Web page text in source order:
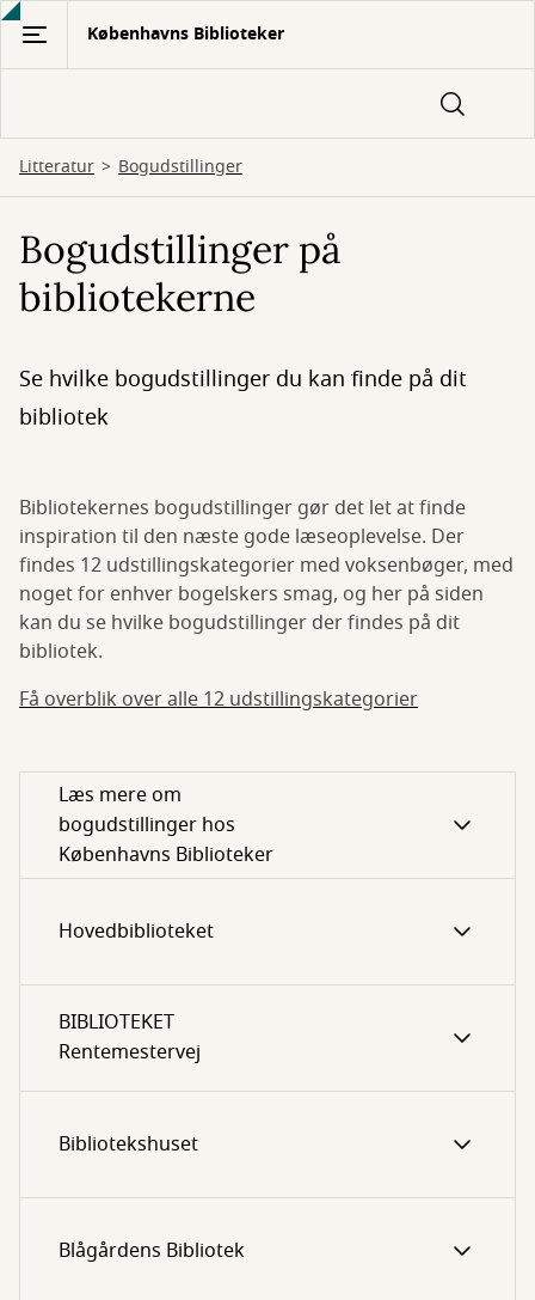
Gå
hovedindhold
Københavns Biblioteker
Litteratur Bogudstillinger
Bogudstillinger på
bibliotekerne
Se hvilke bogudstillinger du kan finde på dit
bibliotek
Bibliotekernes bogudstillinger gør det let at finde
inspiration til den næste gode læseoplevelse. Der
findes 12 udstillingskategorier med voksenbøger, med
noget for enhver bogelskers smag, og her på siden
kan du se hvilke bogudstillinger der findes på dit
bibliotek.
Få overblik over alle 12 udstillingskategorier
Læs mere om
bogudstillinger hos
Københavns Biblioteker
Hovedbiblioteket
BIBLIOTEKET
Rentemestervej
Bibliotekshuset
Blågårdens Bibliotek